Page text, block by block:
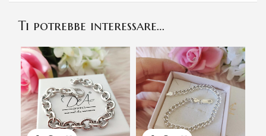
Ti potrebbe interessare…